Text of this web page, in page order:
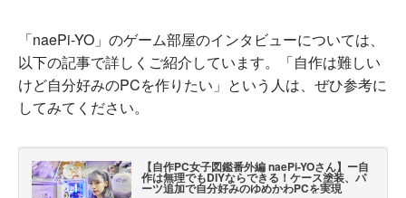
「naePi-YO」のゲーム部屋のインタビューについては、
以下の記事で詳しくご紹介しています。「自作は難しい
けど自分好みのPCを作りたい」という人は、ぜひ参考に
してみてください。
【自作PC女子図鑑番外編 naePi-YOさん】ー自
作は無理でもDIYならできる！ケース塗装、パ
ーツ追加で自分好みのゆめかわPCを実現